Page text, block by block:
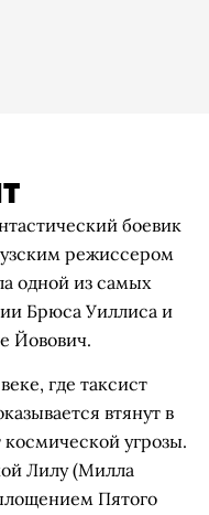
боевик
режиссером
одной из самых
Брюса Уиллиса и
Йовович.
где таксист
втянут в
угрозы.
Лилу (Милла
Пятого